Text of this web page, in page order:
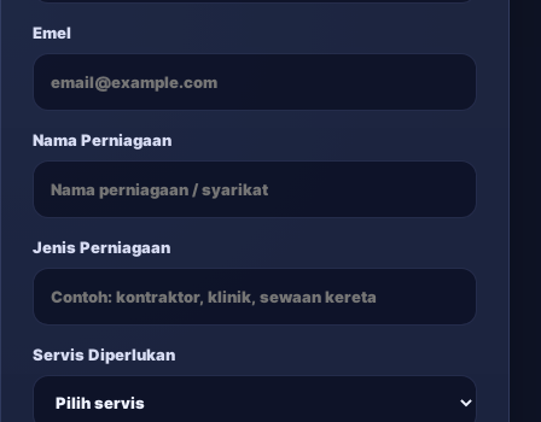
Emel
Nama Perniagaan
Jenis Perniagaan
Servis Diperlukan